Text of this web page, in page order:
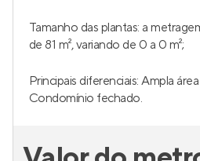
Tamanho das plantas: a
de 81 m², variando de 0 a 0 m²;
Principais diferenciais: Ampla
Condomínio fechado.